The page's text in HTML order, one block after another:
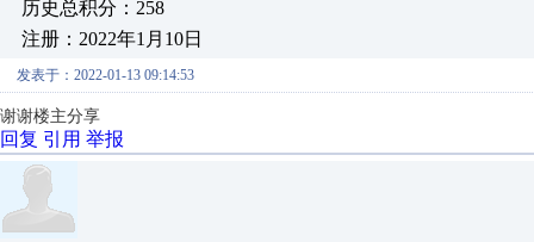
历史总积分：258
注册：2022年1月10日
发表于：2022-01-13 09:14:53
谢谢楼主分享
回复 引用 举报